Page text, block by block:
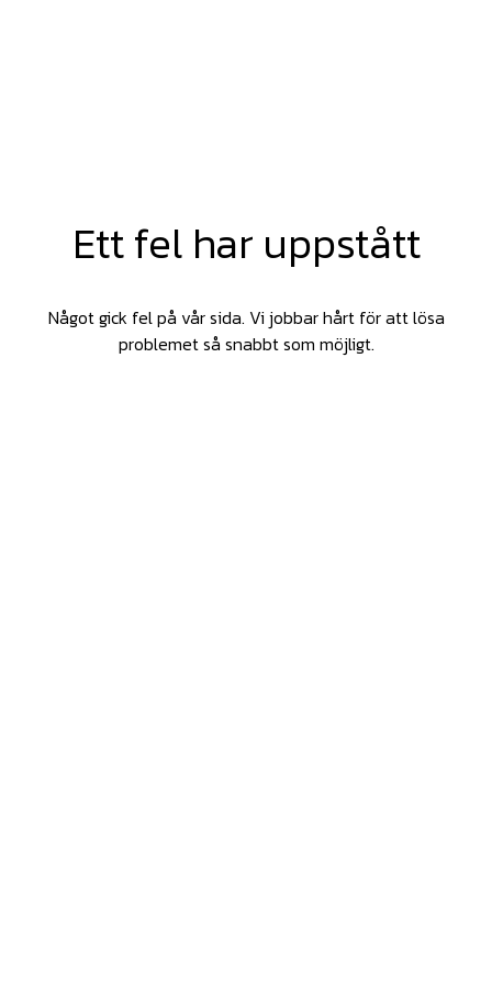
Ett fel har uppstått
Något gick fel på vår sida. Vi jobbar hårt för att lösa
problemet så snabbt som möjligt.